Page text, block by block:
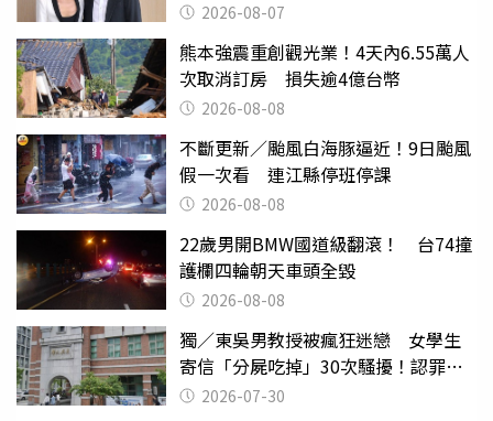
2026-08-07
熊本強震重創觀光業！4天內6.55萬人
次取消訂房 損失逾4億台幣
2026-08-08
不斷更新／颱風白海豚逼近！9日颱風
假一次看 連江縣停班停課
2026-08-08
22歲男開BMW國道級翻滾！ 台74撞
護欄四輪朝天車頭全毀
2026-08-08
獨／東吳男教授被瘋狂迷戀 女學生
寄信「分屍吃掉」30次騷擾！認罪免
關 2026-07-30